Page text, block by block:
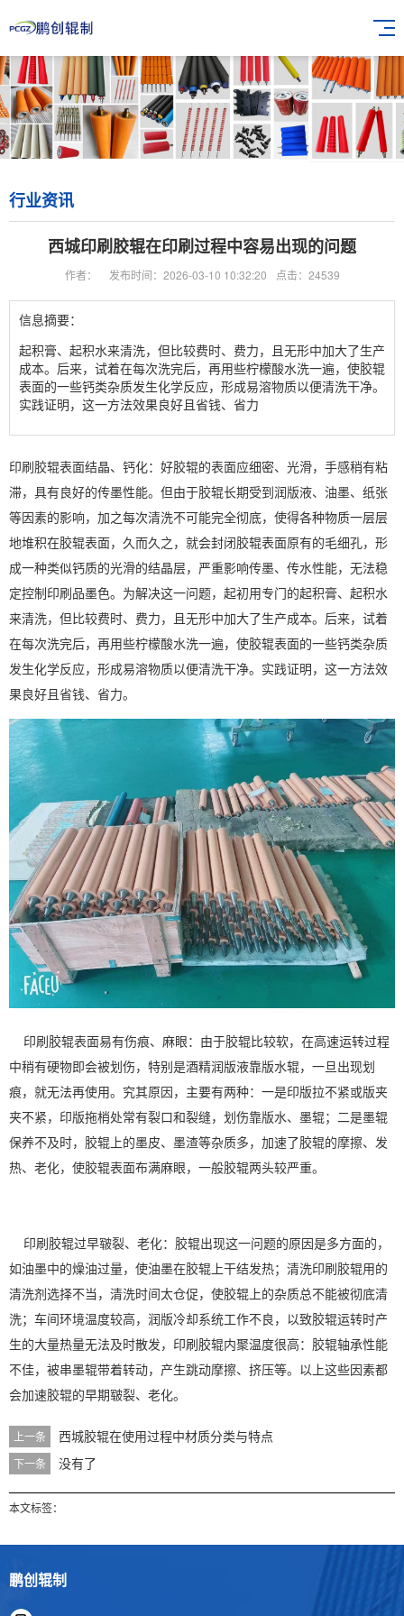
行业资讯
西城印刷胶辊在印刷过程中容易出现的问题
作者： 发布时间：2026-03-10 10:32:20 点击：24539
信息摘要：
起积膏、起积水来清洗，但比较费时、费力，且无形中加大了生产
成本。后来，试着在每次洗完后，再用些柠檬酸水洗一遍，使胶辊
表面的一些钙类杂质发生化学反应，形成易溶物质以便清洗干净。
实践证明，这一方法效果良好且省钱、省力
印刷胶辊表面结晶、钙化：好胶辊的表面应细密、光滑，手感稍有粘
滞，具有良好的传墨性能。但由于胶辊长期受到润版液、油墨、纸张
等因素的影响，加之每次清洗不可能完全彻底，使得各种物质一层层
地堆积在胶辊表面，久而久之，就会封闭胶辊表面原有的毛细孔，形
成一种类似钙质的光滑的结晶层，严重影响传墨、传水性能，无法稳
定控制印刷品墨色。为解决这一问题，起初用专门的起积膏、起积水
来清洗，但比较费时、费力，且无形中加大了生产成本。后来，试着
在每次洗完后，再用些柠檬酸水洗一遍，使胶辊表面的一些钙类杂质
发生化学反应，形成易溶物质以便清洗干净。实践证明，这一方法效
果良好且省钱、省力。
印刷胶辊表面易有伤痕、麻眼：由于胶辊比较软，在高速运转过程
中稍有硬物即会被划伤，特别是酒精润版液靠版水辊，一旦出现划
痕，就无法再使用。究其原因，主要有两种：一是印版拉不紧或版夹
夹不紧，印版拖梢处常有裂口和裂缝，划伤靠版水、墨辊；二是墨辊
保养不及时，胶辊上的墨皮、墨渣等杂质多，加速了胶辊的摩擦、发
热、老化，使胶辊表面布满麻眼，一般胶辊两头较严重。
印刷胶辊过早皲裂、老化：胶辊出现这一问题的原因是多方面的，
如油墨中的燥油过量，使油墨在胶辊上干结发热；清洗印刷胶辊用的
清洗剂选择不当，清洗时间太仓促，使胶辊上的杂质总不能被彻底清
洗；车间环境温度较高，润版冷却系统工作不良，以致胶辊运转时产
生的大量热量无法及时散发，印刷胶辊内聚温度很高：胶辊轴承性能
不佳，被串墨辊带着转动，产生跳动摩擦、挤压等。以上这些因素都
会加速胶辊的早期皲裂、老化。
上一条 西城胶辊在使用过程中材质分类与特点
下一条 没有了
本文标签：
鹏创辊制